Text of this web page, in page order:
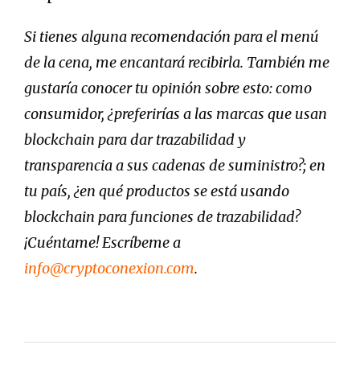
Si tienes alguna recomendación para el menú
de la cena, me encantará recibirla. También me
gustaría conocer tu opinión sobre esto: como
consumidor, ¿preferirías a las marcas que usan
blockchain para dar trazabilidad y
transparencia a sus cadenas de suministro?; en
tu país, ¿en qué productos se está usando
blockchain para funciones de trazabilidad?
¡Cuéntame! Escríbeme a
info@cryptoconexion.com.